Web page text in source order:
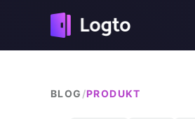
BLOG /PRODUKT